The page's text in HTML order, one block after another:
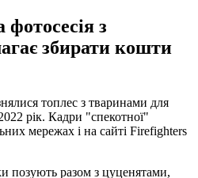
з
збирати кошти
топлес з тваринами для
рік. Кадри "спекотної"
мережах і на сайті Firefighters
позують разом з цуценятами,